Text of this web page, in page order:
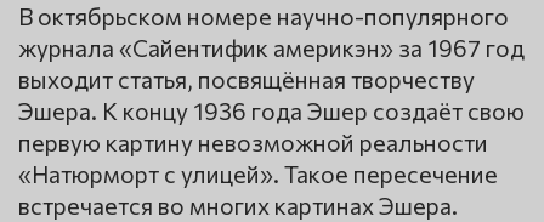
В октябрьском номере научно-популярного
журнала «Сайентифик америкэн» за 1967 год
выходит статья, посвящённая творчеству
Эшера. К концу 1936 года Эшер создаёт свою
первую картину невозможной реальности
«Натюрморт с улицей». Такое пересечение
встречается во многих картинах Эшера.